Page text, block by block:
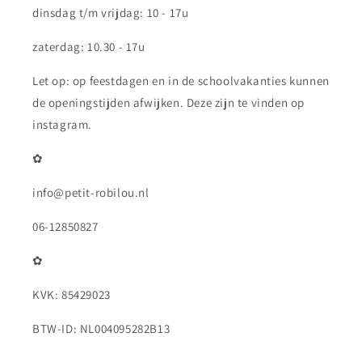
dinsdag t/m vrijdag: 10 - 17u
zaterdag: 10.30 - 17u
Let op: op feestdagen en in de schoolvakanties kunnen
de openingstijden afwijken. Deze zijn te vinden op
instagram.
✿
info@petit-robilou.nl
06-12850827
✿
KVK: 85429023
BTW-ID: NL004095282B13